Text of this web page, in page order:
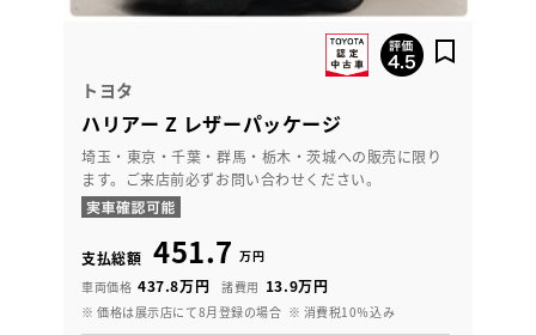
トヨタ
ハリアー Z レザーパッケージ
埼玉・東京・千葉・群馬・栃木・茨城への販売に限り
ます。ご来店前必ずお問い合わせください。
支払総額 451.7 万円
車両価格 437.8万円 諸費用 13.9万円
※ 価格は展示店にて8月登録の場合 ※ 消費税10％込み